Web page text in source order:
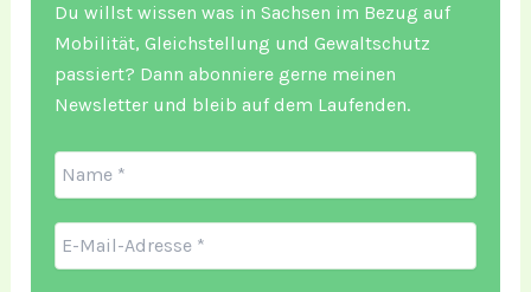
Du willst wissen was in Sachsen im Bezug auf
Mobilität, Gleichstellung und Gewaltschutz
passiert? Dann abonniere gerne meinen
Newsletter und bleib auf dem Laufenden.